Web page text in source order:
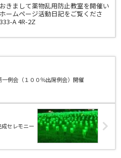
きまして薬物乱用防止教室を開催い
ームページ活動日記をご覧くださ
A 4R-2Z
一例会（１００％出席例会）開催
セレモニー